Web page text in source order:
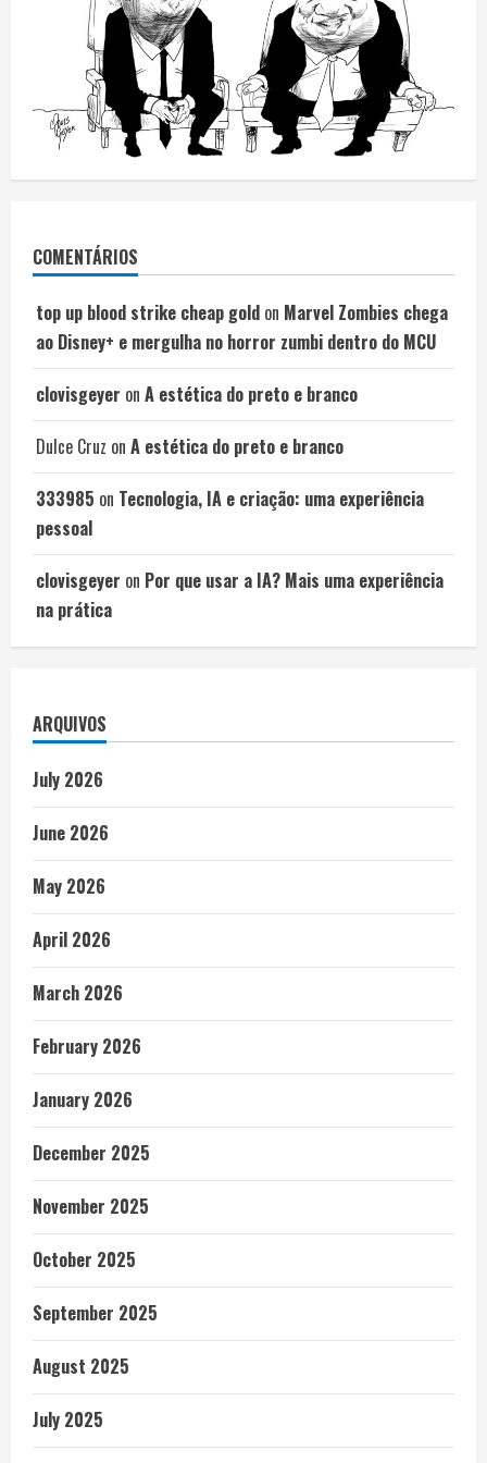
COMENTÁRIOS
top up blood strike cheap gold on Marvel Zombies chega
ao Disney+ e mergulha no horror zumbi dentro do MCU
clovisgeyer on A estética do preto e branco
Dulce Cruz on A estética do preto e branco
333985 on Tecnologia, IA e criação: uma experiência
pessoal
clovisgeyer on Por que usar a IA? Mais uma experiência
na prática
ARQUIVOS
July 2026
June 2026
May 2026
April 2026
March 2026
February 2026
January 2026
December 2025
November 2025
October 2025
September 2025
August 2025
July 2025